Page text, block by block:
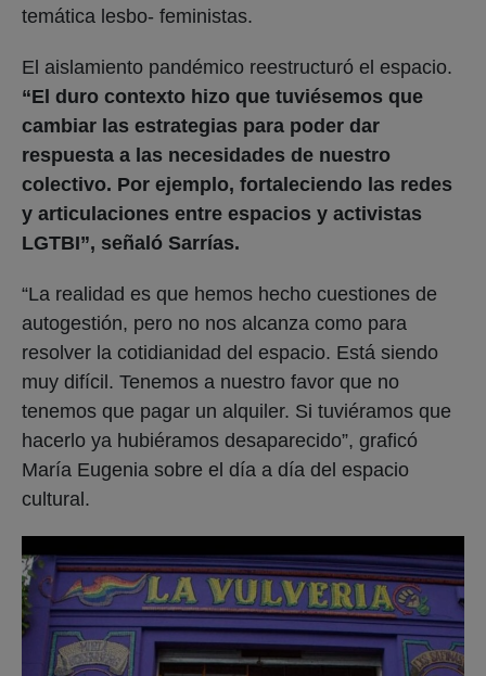
temática lesbo- feministas.
El aislamiento pandémico reestructuró el espacio.
“El duro contexto hizo que tuviésemos que
cambiar las estrategias para poder dar
respuesta a las necesidades de nuestro
colectivo. Por ejemplo, fortaleciendo las redes
y articulaciones entre espacios y activistas
LGTBI”, señaló Sarrías.
“La realidad es que hemos hecho cuestiones de
autogestión, pero no nos alcanza como para
resolver la cotidianidad del espacio. Está siendo
muy difícil. Tenemos a nuestro favor que no
tenemos que pagar un alquiler. Si tuviéramos que
hacerlo ya hubiéramos desaparecido”, graficó
María Eugenia sobre el día a día del espacio
cultural.